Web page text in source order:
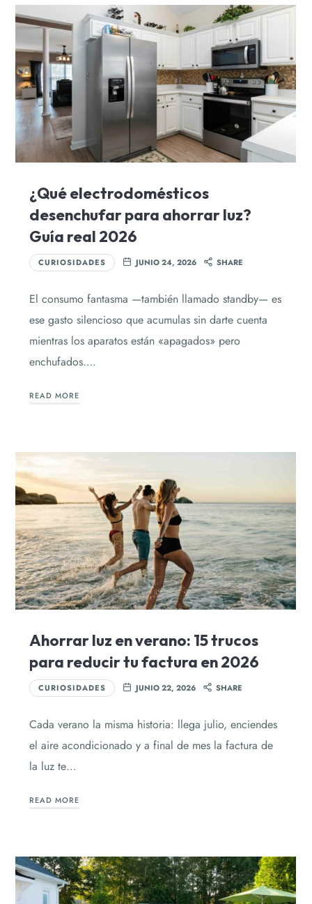
¿Qué electrodomésticos
desenchufar para ahorrar luz?
Guía real 2026
CURIOSIDADES JUNIO 24, 2026 SHARE
El consumo fantasma —también llamado standby— es
ese gasto silencioso que acumulas sin darte cuenta
mientras los aparatos están «apagados» pero
enchufados….
READ MORE
Ahorrar luz en verano: 15 trucos
para reducir tu factura en 2026
CURIOSIDADES JUNIO 22, 2026 SHARE
Cada verano la misma historia: llega julio, enciendes
el aire acondicionado y a final de mes la factura de
la luz te…
READ MORE